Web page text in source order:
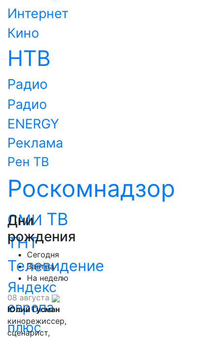
Интернет
Кино
НТВ
Радио
Радио
ENERGY
Реклама
Рен ТВ
Роскомнадзор
СМИ ТВ
ТНТ
Телевидение
Яндекс
европа
плюс
Дни
рождения
Сегодня
Завтра
На неделю
08 августа
Юлий Гусман
кинорежиссер,
сценарист,